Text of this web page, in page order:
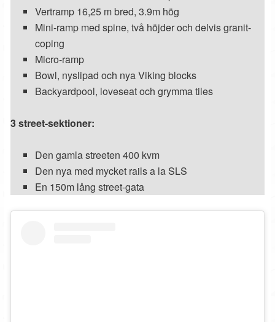
Vertramp 16,25 m bred, 3.9m hög
Mini-ramp med spine, två höjder och delvis granit-
coping
Micro-ramp
Bowl, nyslipad och nya Viking blocks
Backyardpool, loveseat och grymma tiles
3 street-sektioner:
Den gamla streeten 400 kvm
Den nya med mycket rails a la SLS
En 150m lång street-gata